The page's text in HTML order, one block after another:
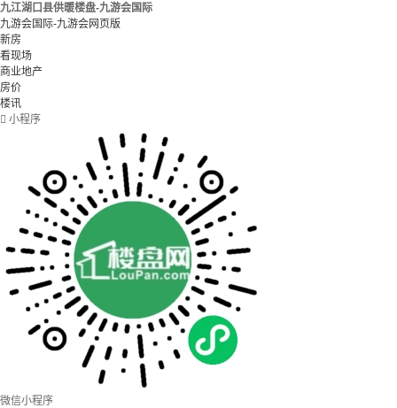
九江湖口县供暖楼盘-九游会国际
九游会国际-九游会网页版
新房
看现场
商业地产
房价
楼讯
 小程序
微信小程序